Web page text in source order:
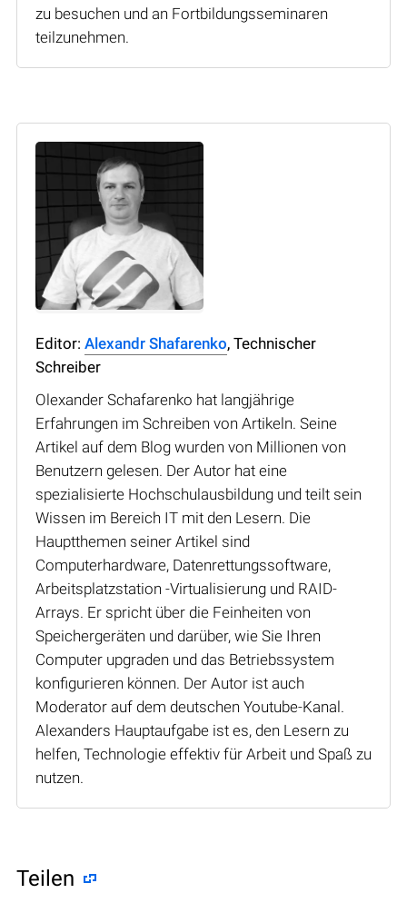
zu besuchen und an Fortbildungsseminaren
teilzunehmen.
Editor: Alexandr Shafarenko, Technischer
Schreiber
Olexander Schafarenko hat langjährige
Erfahrungen im Schreiben von Artikeln. Seine
Artikel auf dem Blog wurden von Millionen von
Benutzern gelesen. Der Autor hat eine
spezialisierte Hochschulausbildung und teilt sein
Wissen im Bereich IT mit den Lesern. Die
Hauptthemen seiner Artikel sind
Computerhardware, Datenrettungssoftware,
Arbeitsplatzstation -Virtualisierung und RAID-
Arrays. Er spricht über die Feinheiten von
Speichergeräten und darüber, wie Sie Ihren
Computer upgraden und das Betriebssystem
konfigurieren können. Der Autor ist auch
Moderator auf dem deutschen Youtube-Kanal.
Alexanders Hauptaufgabe ist es, den Lesern zu
helfen, Technologie effektiv für Arbeit und Spaß zu
nutzen.
Teilen